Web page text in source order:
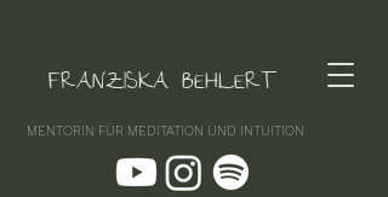
FRANZISKA BEHLERT
MENTORIN FÜR MEDITATION UND INTUITION